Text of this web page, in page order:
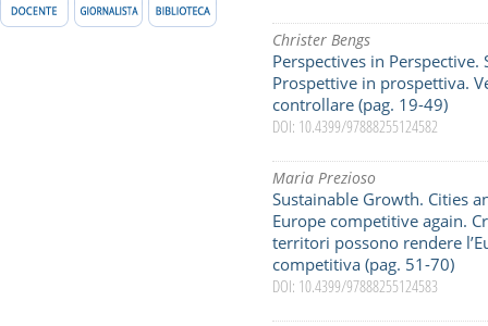
Christer Bengs
Perspectives in Perspective.
Prospettive in prospettiva.
controllare (pag. 19-49)
DOI: 10.4399/97888255124582
Maria Prezioso
Sustainable Growth. Cities
Europe competitive again.
territori possono rendere
competitiva (pag. 51-70)
DOI: 10.4399/97888255124583